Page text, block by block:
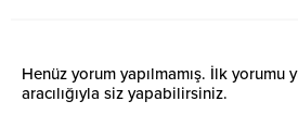
Henüz yorum yapılmamış. İlk yorumu
aracılığıyla siz yapabilirsiniz.